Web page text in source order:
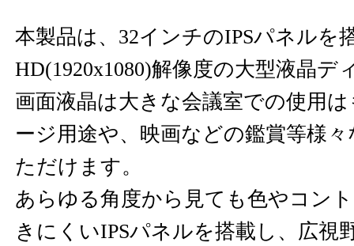
本製品は、32インチのIPSパネルを
HD(1920x1080)解像度の大型液晶デ
画面液晶は大きな会議室での使用
ージ用途や、映画などの鑑賞等様
ただけます。
あらゆる角度から見ても色やコン
きにくいIPSパネルを搭載し、広視